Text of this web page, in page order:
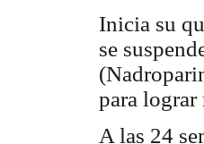
Inicia su
se
para lograr
A las 24